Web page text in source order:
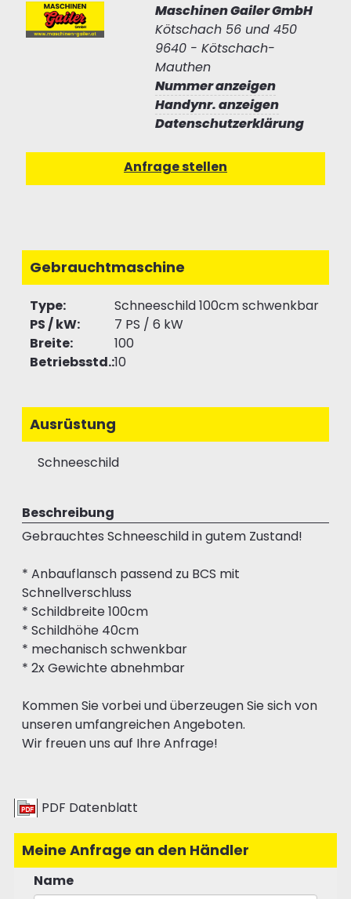
Maschinen Gailer GmbH
Kötschach 56 und 450
9640 - Kötschach-
Mauthen
Nummer anzeigen
Handynr. anzeigen
Datenschutzerklärung
Gebrauchtmaschine
Type:
Schneeschild 100cm schwenkbar
PS / kW:
7 PS / 6 kW
Breite:
100
Betriebsstd.:10
Ausrüstung
Schneeschild
Beschreibung
Gebrauchtes Schneeschild in gutem Zustand!
* Anbauflansch passend zu BCS mit
Schnellverschluss
* Schildbreite 100cm
* Schildhöhe 40cm
* mechanisch schwenkbar
* 2x Gewichte abnehmbar
Kommen Sie vorbei und überzeugen Sie sich von
unseren umfangreichen Angeboten.
Wir freuen uns auf Ihre Anfrage!
PDF Datenblatt
Meine Anfrage an den Händler
Name